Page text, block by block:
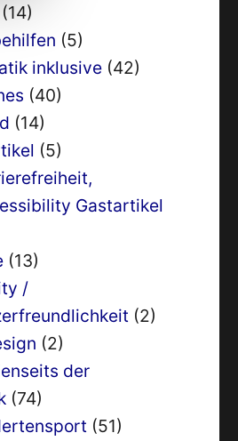
(14)
(5)
inklusive(42)
(40)
(14)
(5)
Gastartikel
(13)
/
(2)
(2)
der
(74)
(51)